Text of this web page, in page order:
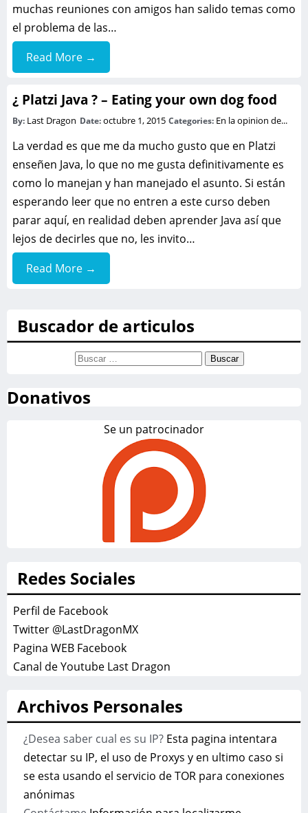
muchas reuniones con amigos han salido temas como
el problema de las…
Read More →
¿ Platzi Java ? – Eating your own dog food
By: Last Dragon Date:octubre 1, 2015 Categories: En la opinion de...
La verdad es que me da mucho gusto que en Platzi
enseñen Java, lo que no me gusta definitivamente es
como lo manejan y han manejado el asunto. Si están
esperando leer que no entren a este curso deben
parar aquí, en realidad deben aprender Java así que
lejos de decirles que no, les invito…
Read More →
Buscador de articulos
Buscar:
Donativos
Se un patrocinador
Redes Sociales
Perfil de Facebook
Twitter @LastDragonMX
Pagina WEB Facebook
Canal de Youtube Last Dragon
Archivos Personales
¿Desea saber cual es su IP?Esta pagina intentara
detectar su IP, el uso de Proxys y en ultimo caso si
se esta usando el servicio de TOR para conexiones
anónimas